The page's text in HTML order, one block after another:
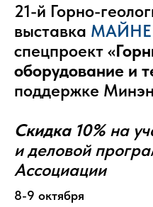
21-й Горно-
выставка
спецпроект
оборудование и
поддержке
Скидка 10%на
и деловой
Ассоциации
8-9 октября